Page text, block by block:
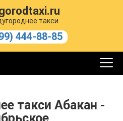
такси
444-88-85
такси Абакан -